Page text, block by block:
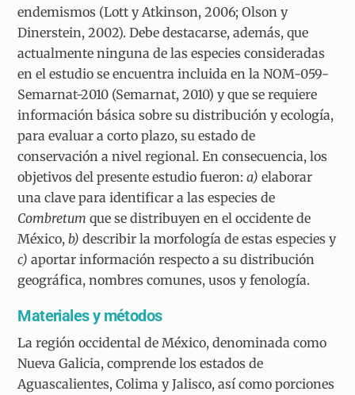
endemismos (Lott y Atkinson, 2006; Olson y
Dinerstein, 2002). Debe destacarse, además, que
actualmente ninguna de las especies consideradas
en el estudio se encuentra incluida en la NOM-059-
Semarnat-2010 (Semarnat, 2010) y que se requiere
información básica sobre su distribución y ecología,
para evaluar a corto plazo, su estado de
conservación a nivel regional. En consecuencia, los
objetivos del presente estudio fueron:a) elaborar
una clave para identificar a las especies de
Combretumque se distribuyen en el occidente de
México,b) describir la morfología de estas especies y
c) aportar información respecto a su distribución
geográfica, nombres comunes, usos y fenología.
Materiales y métodos
La región occidental de México, denominada como
Nueva Galicia, comprende los estados de
Aguascalientes, Colima y Jalisco, así como porciones